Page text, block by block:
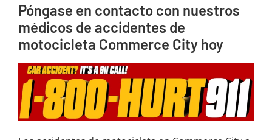
Póngase en contacto con nuestros
médicos de accidentes de
motocicleta Commerce City hoy